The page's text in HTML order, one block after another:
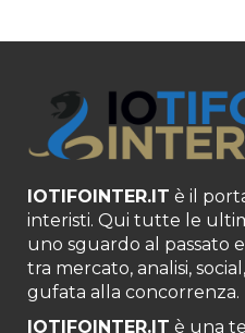
IOTIFOINTER.IT è il
interisti. Qui tutte le
uno sguardo al passato
tra mercato, analisi,
gufata alla concorrenza.
IOTIFOINTER.IT è una